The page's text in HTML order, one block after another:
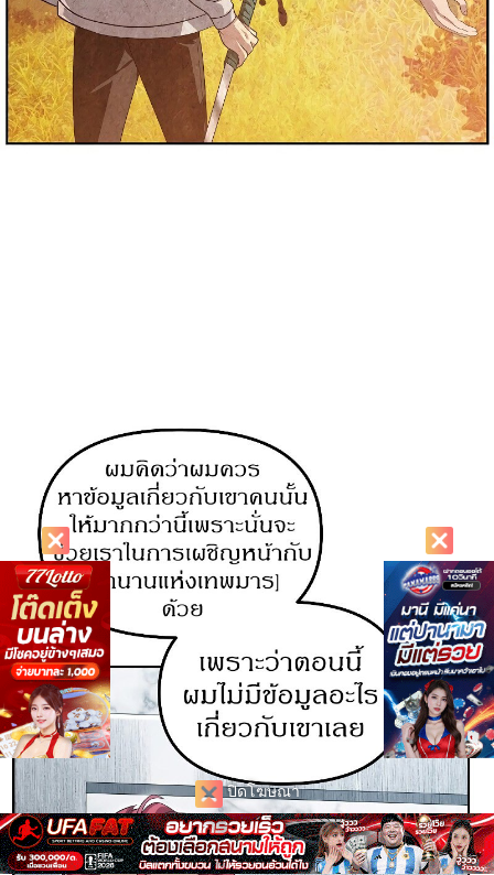
ปิดโฆษณา